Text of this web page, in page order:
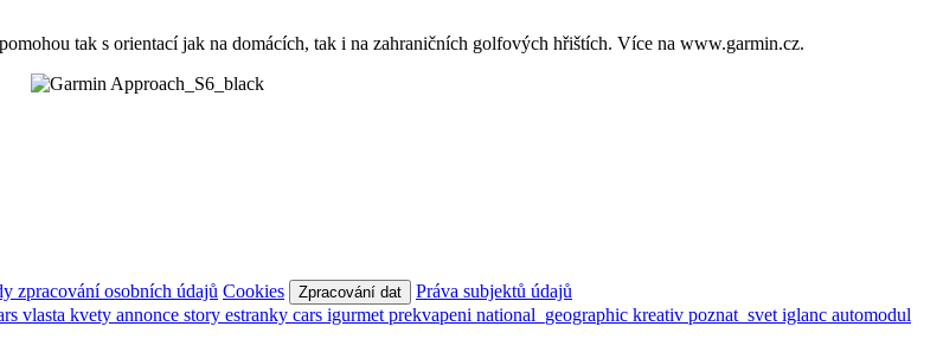
tak s orientací jak na domácích, tak i na zahraničních golfových hřištích. Více na www.garmin.cz.
zpracování osobních údajů Cookies Zpracování dat
Práva subjektů údajů
vlasta kvety annonce story estranky cars igurmet prekvapeni national_geographic kreativ poznat_svet iglanc automodul